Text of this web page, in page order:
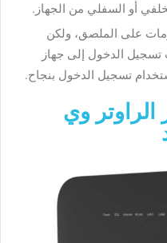
أو السفلي من الجهاز.
على الملصق، ولكن
الدخول إلى جهاز
تسجيل الدخول بنجاح.
الراوتر وي